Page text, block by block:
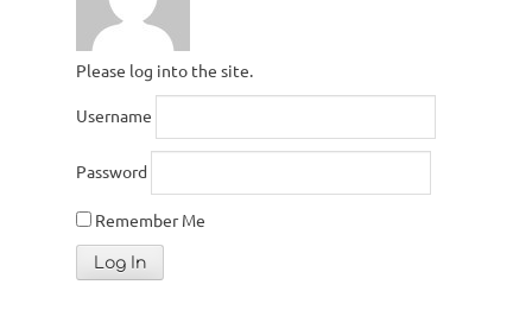
Please log into the site.
Username
Password
Remember Me